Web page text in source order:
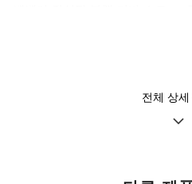
전체 상세